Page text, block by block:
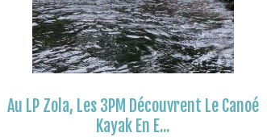
Au LP Zola, Les 3PM Découvrent Le Canoé
Kayak En E...